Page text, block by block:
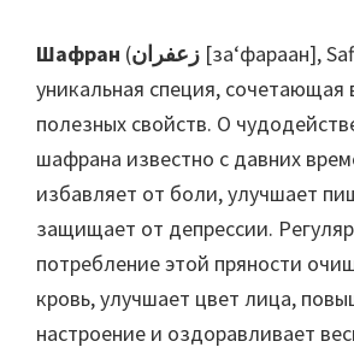
Шафран (
[за‘фараан],
уникальная специя, сочетающая
полезных свойств. О
шафрана известно с давних
избавляет от боли, улучшает
защищает от депрессии.
потребление этой пряности
кровь, улучшает цвет лица,
настроение и оздоравливает